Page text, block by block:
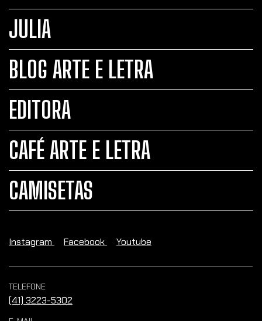
JULIA
BLOG ARTE E LETRA
EDITORA
CAFÉ ARTE E LETRA
CAMISETAS
Instagram Facebook Youtube
TELEFONE
(41) 3223-5302